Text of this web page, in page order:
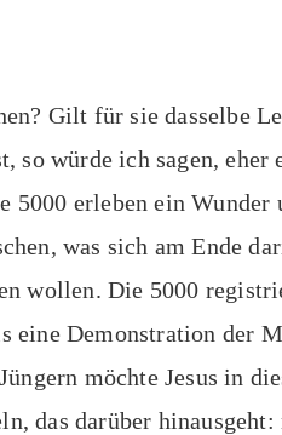
Gilt für sie dasselbe
so würde ich sagen, eher
5000 erleben ein Wunder
was sich am Ende
wollen. Die 5000
eine Demonstration der
möchte Jesus in
das darüber